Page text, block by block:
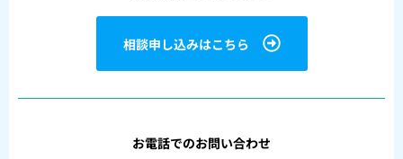
相談申し込みはこちら
お電話でのお問い合わせ